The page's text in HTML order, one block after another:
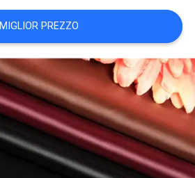
MIGLIOR PREZZO